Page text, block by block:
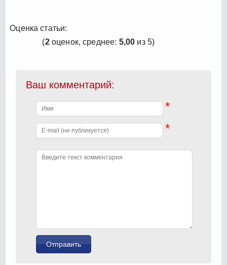
Оценка статьи:
(2оценок, среднее: 5,00 из 5)
Ваш комментарий:
*
*